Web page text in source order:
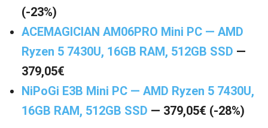
(-23%)
ACEMAGICIAN AM06PRO Mini PC — AMD
Ryzen 5 7430U, 16GB RAM, 512GB SSD —
379,05€
NiPoGi E3B Mini PC — AMD Ryzen 5 7430U,
16GB RAM, 512GB SSD — 379,05€ (-28%)